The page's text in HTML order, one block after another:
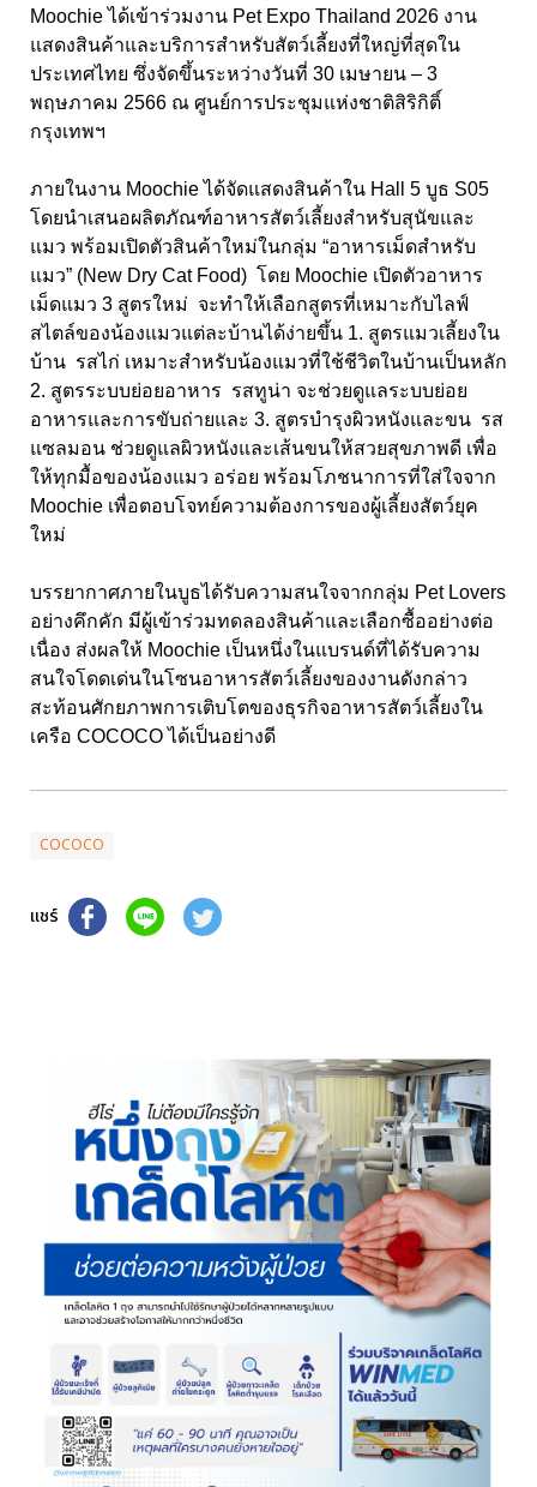
Moochieได้เข้าร่วมงาน Pet Expo Thailand 2026 งาน
แสดงสินค้าและบริการสำหรับสัตว์เลี้ยงที่ใหญ่ที่สุดใน
ประเทศไทย ซึ่งจัดขึ้นระหว่างวันที่ 30 เมษายน – 3
พฤษภาคม 2566 ณ ศูนย์การประชุมแห่งชาติสิริกิติ์
กรุงเทพฯ
ภายในงาน Moochieได้จัดแสดงสินค้าใน Hall 5 บูธ S05
โดยนำเสนอผลิตภัณฑ์อาหารสัตว์เลี้ยงสำหรับสุนัขและ
แมว พร้อมเปิดตัวสินค้าใหม่ในกลุ่ม “อาหารเม็ดสำหรับ
แมว” (New Dry Cat Food) โดย Moochie เปิดตัวอาหาร
เม็ดแมว 3 สูตรใหม่ จะทำให้เลือกสูตรที่เหมาะกับไลฟ์
สไตล์ของน้องแมวแต่ละบ้านได้ง่ายขึ้น 1. สูตรแมวเลี้ยงใน
บ้าน รสไก่ เหมาะสำหรับน้องแมวที่ใช้ชีวิตในบ้านเป็นหลัก
2. สูตรระบบย่อยอาหาร รสทูน่า จะช่วยดูแลระบบย่อย
อาหารและการขับถ่ายและ 3. สูตรบำรุงผิวหนังและขน รส
แซลมอน ช่วยดูแลผิวหนังและเส้นขนให้สวยสุขภาพดี เพื่อ
ให้ทุกมื้อของน้องแมว อร่อย พร้อมโภชนาการที่ใส่ใจจาก
Moochie เพื่อตอบโจทย์ความต้องการของผู้เลี้ยงสัตว์ยุค
ใหม่
บรรยากาศภายในบูธได้รับความสนใจจากกลุ่ม Pet Lovers
อย่างคึกคัก มีผู้เข้าร่วมทดลองสินค้าและเลือกซื้ออย่างต่อ
เนื่อง ส่งผลให้ Moochie เป็นหนึ่งในแบรนด์ที่ได้รับความ
สนใจโดดเด่นในโซนอาหารสัตว์เลี้ยงของงานดังกล่าว
สะท้อนศักยภาพการเติบโตของธุรกิจอาหารสัตว์เลี้ยงใน
เครือ COCOCOได้เป็นอย่างดี
COCOCO
แชร์